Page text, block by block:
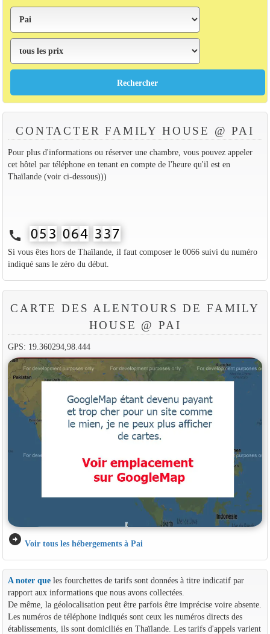
CONTACTER FAMILY HOUSE @ PAI
Pour plus d'informations ou réserver une chambre, vous pouvez appeler
cet hôtel par téléphone en tenant en compte de l'heure qu'il est en
Thaïlande (voir ci-dessous)))
call
Si vous êtes hors de Thaïlande, il faut composer le 0066 suivi du numéro
indiqué sans le zéro du début.
CARTE DES ALENTOURS DE FAMILY
HOUSE @ PAI
GPS: 19.360294,98.444
arrow_circle_right Voir tous les hébergements à Pai
A noter queles fourchettes de tarifs sont données à titre indicatif par
rapport aux informations que nous avons collectées.
De même, la géolocalisation peut être parfois être imprécise voire absente.
Les numéros de téléphone indiqués sont ceux les numéros directs des
établissements, ils sont domiciliés en Thaïlande. Les tarifs d'appels varient